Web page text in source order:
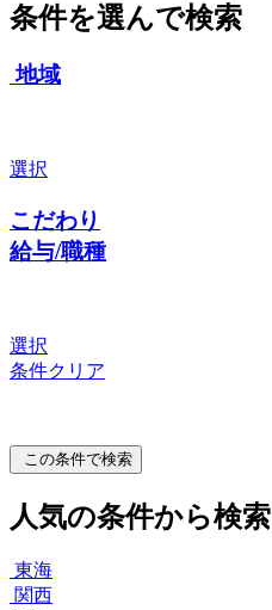
条件を選んで検索
地域
選択
こだわり
給与/職種
選択
条件クリア
この条件で検索
人気の条件から検索
東海
関西